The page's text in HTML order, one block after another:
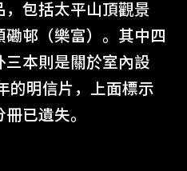
包括太平山頂觀景
邨（樂富）。其中四
本則是關於室內設
的明信片，上面標示
已遺失。